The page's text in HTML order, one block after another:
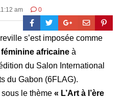
am 0
s’est imposée comme
féminine africaine à
du Salon International
du Gabon (6FLAG).
le thème « L’Art à l’ère